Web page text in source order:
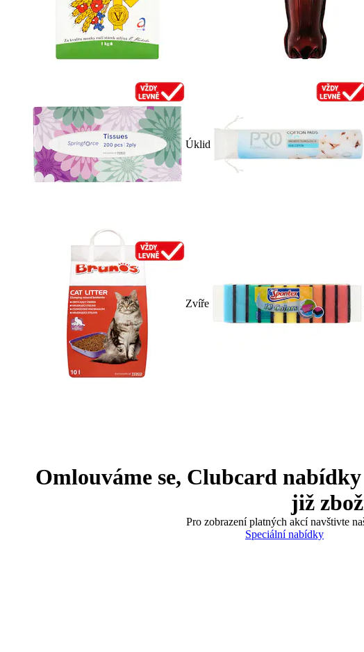
Úklid
Zvíře
Omlouváme se, Clubcard
již
Pro zobrazení platných akcí navštivte
Speciální nabídky